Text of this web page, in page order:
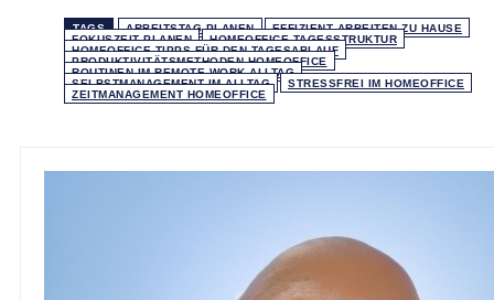
TAGS ARBEITSTAG PLANEN
EFFIZIENT ARBEITEN ZU HAUSE
FOKUSZEIT PLANEN
HOMEOFFICE TAGESSTRUKTUR
HOMEOFFICE TIPPS FÜR DEN TAGESABLAUF
PRODUKTIVITÄTSMETHODEN HOMEOFFICE
ROUTINEN IM REMOTE WORK ALLTAG
SELBSTMANAGEMENT IM ALLTAG
STRESSFREI IM HOMEOFFICE
ZEITMANAGEMENT HOMEOFFICE